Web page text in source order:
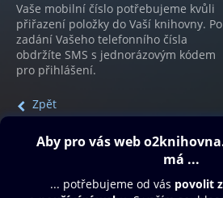
Vaše mobilní číslo potřebujeme kvůli
přiřazení položky do Vaší knihovny. Po
zadání Vašeho telefonního čísla
obdržíte SMS s jednorázovým kódem
pro přihlášení.
Zpět
Obsah ke stažení